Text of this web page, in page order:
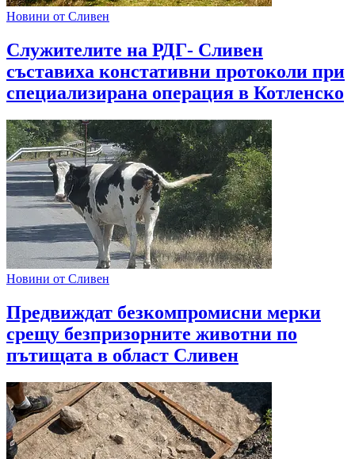
Новини от Сливен
Служителите на РДГ- Сливен
съставиха констативни протоколи при
специализирана операция в Котленско
Новини от Сливен
Предвиждат безкомпромисни мерки
срещу безпризорните животни по
пътищата в област Сливен